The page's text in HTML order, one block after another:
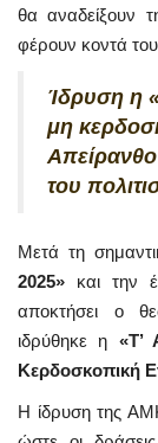
θα αναδείξουν
φέρουν κοντά
Ίδρυση η
μη
του
Μετά τη
2025» και την
αποκτήσει ο
ιδρύθηκε η «Τ’
Κερδοσκοπική
Η ίδρυση της